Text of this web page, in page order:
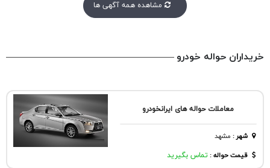
مشاهده همه آگهی ها
خریداران حواله خودرو
معاملات حواله های ایرانخودرو
شهر: مشهد
قیمت حواله : تماس بگیرید